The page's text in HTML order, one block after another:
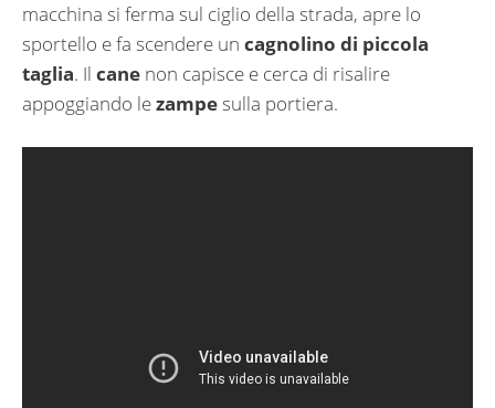
macchina si ferma sul ciglio della strada, apre lo
sportello e fa scendere un cagnolino di piccola
taglia. Il cane non capisce e cerca di risalire
appoggiando lezampesulla portiera.